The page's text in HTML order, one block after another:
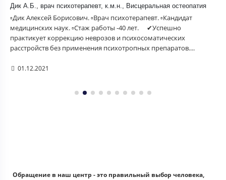
Дик А.Б., врач психотерапевт, к.м.н., Висцеральная остеопатия
▫Дик Алексей Борисович. ▫Врач психотерапевт. ▫Кандидат
медицинских наук. ▫Стаж работы -40 лет. ⠀ ✔Успешно
практикует коррекцию неврозов и психосоматических
расстройств без применения психотропных препаратов....
01.12.2021
Обращение в наш центр - это правильный выбор человека,